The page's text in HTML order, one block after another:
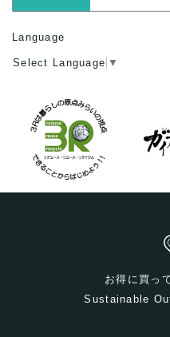
Language
Select Language ▼
お得に買っ
Sustainable